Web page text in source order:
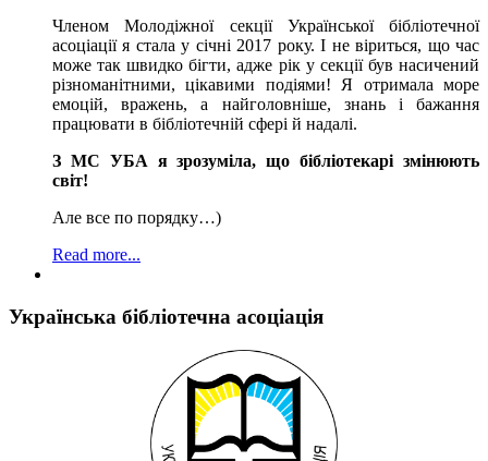
Членом Молодіжної секції Української бібліотечної
асоціації я стала у січні 2017 року. І не віриться, що час
може так швидко бігти, адже рік у секції був насичений
різноманітними, цікавими подіями! Я отримала море
емоцій, вражень, а найголовніше, знань і бажання
працювати в бібліотечній сфері й надалі.
З МС УБА я зрозуміла, що бібліотекарі змінюють
світ!
Але все по порядку…)
Read more...
Українська бібліотечна асоціація